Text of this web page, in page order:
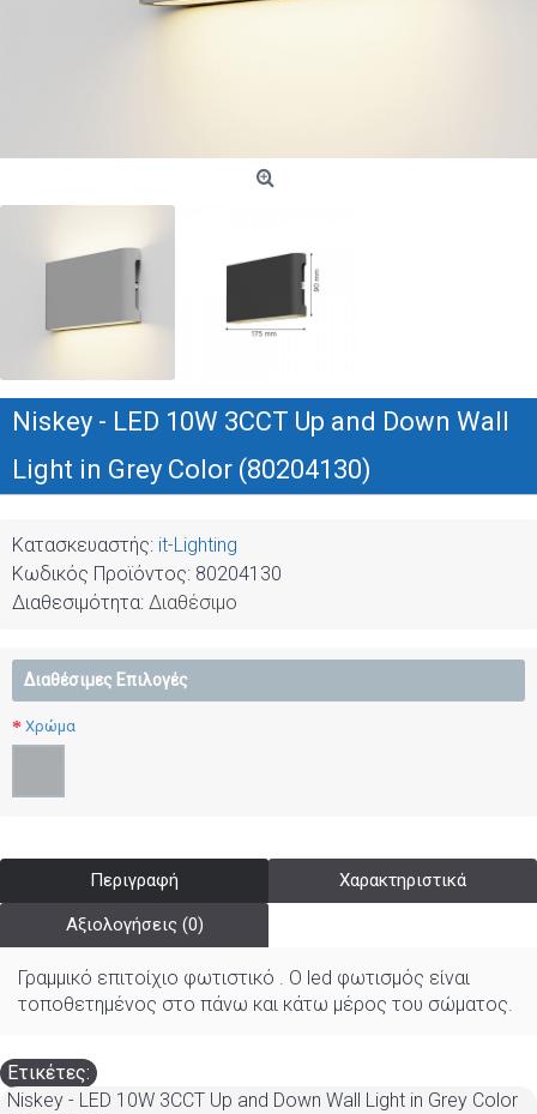
Niskey - LED 10W 3CCT Up and Down Wall
Light in Grey Color (80204130)
Κατασκευαστής: it-Lighting
Κωδικός Προϊόντος: 80204130
Διαθεσιμότητα: Διαθέσιμο
Διαθέσιμες Επιλογές
Χρώμα
Περιγραφή Χαρακτηριστικά
Αξιολογήσεις (0)
Γραμμικό επιτοίχιο φωτιστικό . Ο led φωτισμός είναι
τοποθετημένος στο πάνω και κάτω μέρος του σώματος.
Ετικέτες:
Niskey - LED 10W 3CCT Up and Down Wall Light in Grey Color